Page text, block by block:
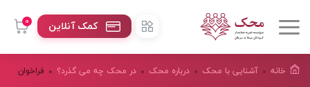
0 کمک آنلاین
خانه آشنایی با محک درباره محک
در محک چه می گذرد؟
فراخوان